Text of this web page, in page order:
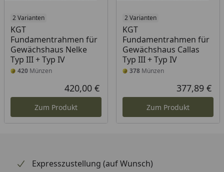
2 Varianten
KGT
Fundamentrahmen für
Gewächshaus Nelke
Typ III + Typ IV
420 Münzen
Aktueller Preis
420,00 €
Zum Produkt
2 Varianten
KGT
Fundamentrahmen für
Gewächshaus Callas
Typ III + Typ IV
378Münzen
377,89 €
Zum Produkt
Expresszustellung (auf Wunsch)